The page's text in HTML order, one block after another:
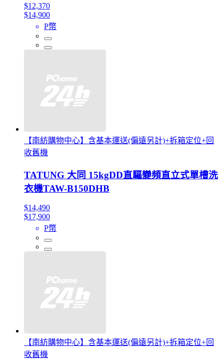
$12,370
$14,900
P幣
【南紡購物中心】含基本運送(偏遠另計)+拆箱定位+回
收舊機
TATUNG 大同 15kgDD直驅變頻直立式單槽洗
衣機TAW-B150DHB
$14,490
$17,900
P幣
【南紡購物中心】含基本運送(偏遠另計)+拆箱定位+回
收舊機